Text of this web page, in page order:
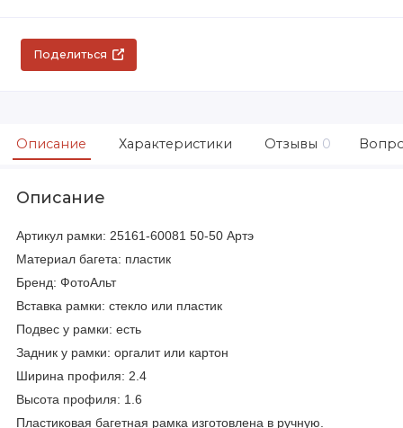
Поделиться
Описание Характеристики Отзывы 0
Описание
Артикул рамки: 25161-60081 50-50 Артэ
Материал багета: пластик
Бренд: ФотоАльт
Вставка рамки: стекло или пластик
Подвес у рамки: есть
Задник у рамки: оргалит или картон
Ширина профиля: 2.4
Высота профиля: 1.6
Пластиковая багетная рамка изготовлена в ручную.